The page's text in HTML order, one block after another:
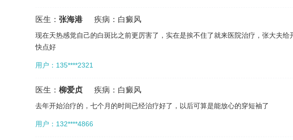
医生： 张海港 疾病： 白癜风
现在天热感觉自己的白斑比之前更厉害了，实在是挨不住了就来医院治疗，张大夫
快点好
用户：135****2321
医生： 柳爱贞 疾病： 白癜风
去年开始治疗的，七个月的时间已经治疗好了，以后可算是能放心的穿短袖了
用户：132****4866